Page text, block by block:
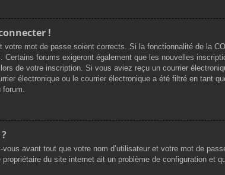
!
votre mot de passe soient corrects. Si la fonctionnalité de la
forums exigeront également que les nouvelles
de votre inscription. Si vous aviez reçu un courrier
électronique ou le courrier électronique a été filtré en tant
avant tout que votre nom d’utilisateur et votre mot de
du site internet ait un problème de configuration et